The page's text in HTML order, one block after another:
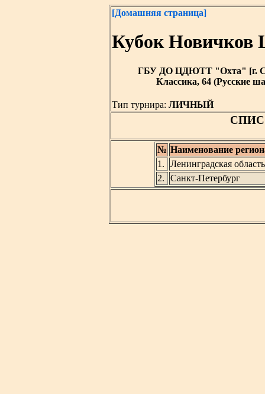
[Домашняя страница]
Кубок
ГБУ ДО ЦДЮТТ "Охта" [г.
Классика, 64 (Русские
Тип турнира: ЛИЧНЫЙ
№ Наименование
1.
Ленинградская область
2.
Санкт-Петербург